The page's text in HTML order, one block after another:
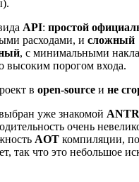
API: простой
расходами, и сложный
, с минимальными
высоким порогом входа.
в open‑source и не
уже знакомой
очень
AOT компиляции,
так что это небольшое